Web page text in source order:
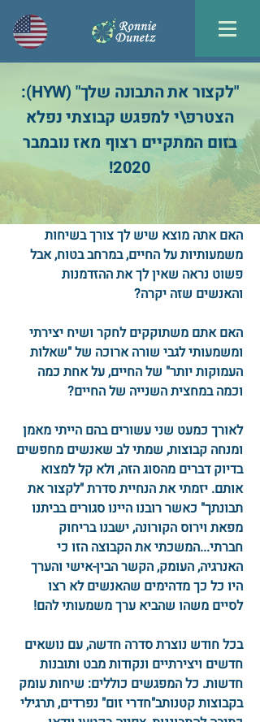
"לקצור את התבונה שלך" (HYW):
הצטרפ\י למפגש קבוצתי נפלא
בזום המתקיים רצוף מאז נובמבר
2020!
האם אתה מוצא שיש לך צורך בשיחות
משמעותיות על החיים, במרחב בטוח, אבל
פשוט נראה שאין לך את ההזדמנות
והאנשים שזה יקרה?
האם אתם משתוקקים לחקר ושיח יצירתי
ומשמעותי לגבי שורה ארוכה של "שאלות
העמוקות יותר" של החיים, על אחת כמה
וכמה במחצית השנייה של החיים?
לאורך כמעט שני עשורים בהם הייתי מאמן
ומנחה קבוצות, שמתי לב שאנשים מחפשים
בדיוק דברים מהסוג הזה, ולא קל למצוא
אותם. יזמתי את הנחיית סדרת "לקצור את
תבונתך" כאשר רובנו היינו סגורים בביתנו
מפאת וירוס הקורונה, ישבנו בריחוק
חברתי...המשכתי את הקבוצה הזו כי
האנרגיה, העומק, הקשר הבין-אישי והערך
היו כל כך מדהימים שהאנשים לא רצו
לסיים משהו שהביא ערך משמעותי להם!
בכל חודש נוצרת סדרה חדשה, עם נושאים
חדשים ויצירתיים ונקודות מבט ותובנות
חדשות. כל המפגשים כוללים: שיחות עומק
בקבוצות קטנותב"חדרי זום" נפרדים, תרגילי